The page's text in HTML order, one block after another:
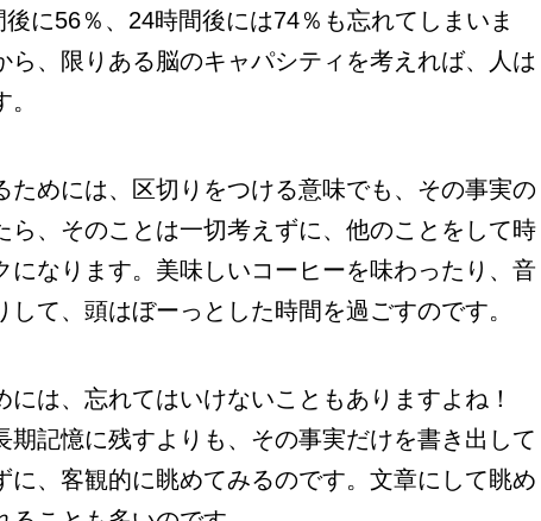
に56％、24時間後には74％も忘れてしまいま
ら、限りある脳のキャパシティを考えれば、人は
めには、区切りをつける意味でも、その事実の
ら、そのことは一切考えずに、他のことをして時
になります。美味しいコーヒーを味わったり、音
て、頭はぼーっとした時間を過ごすのです。
は、忘れてはいけないこともありますよね！
期記憶に残すよりも、その事実だけを書き出して
に、客観的に眺めてみるのです。文章にして眺め